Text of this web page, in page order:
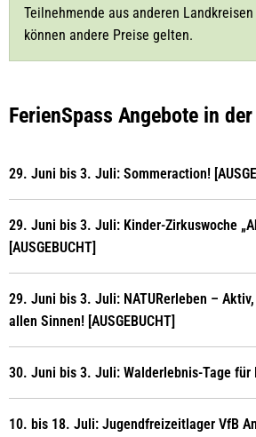
Teilnehmende aus anderen
können andere Preise gelten.
FerienSpass Angebote in
29. Juni bis 3. Juli: Sommeraction!
29. Juni bis 3. Juli: Kinder-Zirkuswoche
[AUSGEBUCHT]
29. Juni bis 3. Juli: NATURerleben –
allen Sinnen! [AUSGEBUCHT]
30. Juni bis 3. Juli: Walderlebnis-Tage für
10. bis 18. Juli: Jugendfreizeitlager VfB